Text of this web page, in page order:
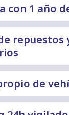
con 1 año
repuestos
de